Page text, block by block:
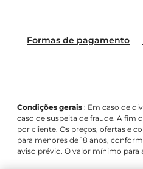
Formas de pagamento
Condições gerais : Em caso de
caso de suspeita de fraude. A
por cliente. Os preços, ofertas e
para menores de 18 anos,
aviso prévio. O valor mínimo para